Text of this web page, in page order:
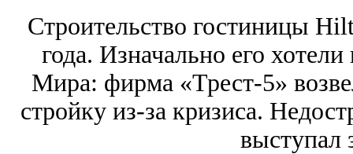
Строительство гостиницы
года. Изначально его
Мира: фирма «Трест-5»
стройку из-за кризиса.
выступал